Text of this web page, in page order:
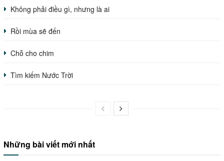
Không phải điều gì, nhưng là ai
Rồi mùa sẽ đến
Chỗ cho chim
Tìm kiếm Nước Trời
Những bài viết mới nhất